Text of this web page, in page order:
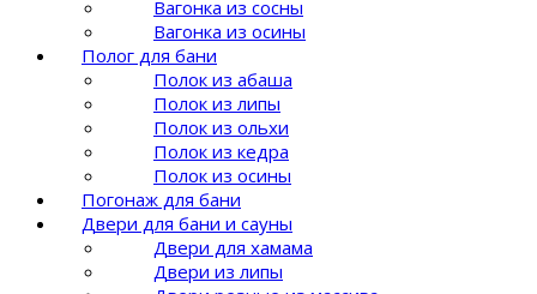
Вагонка из сосны
Вагонка из осины
Полог для бани
Полок из абаша
Полок из липы
Полок из ольхи
Полок из кедра
Полок из осины
Погонаж для бани
Двери для бани и сауны
Двери для хамама
Двери из липы